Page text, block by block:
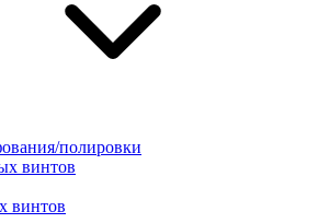
полировки
винтов
винтов